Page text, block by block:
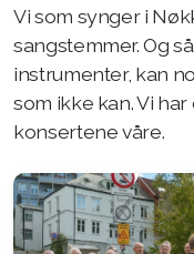
Vi som synger i
sangstemmer. Og
instrumenter, kan
som ikke kan. Vi
konsertene våre.